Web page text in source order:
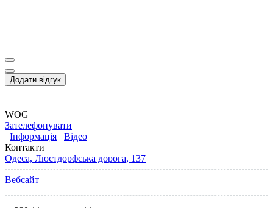
Додати відгук
WOG
Зателефонувати
Інформація
Відео
Контакти
Одеса, Люстдорфська дорога, 137
Вебсайт